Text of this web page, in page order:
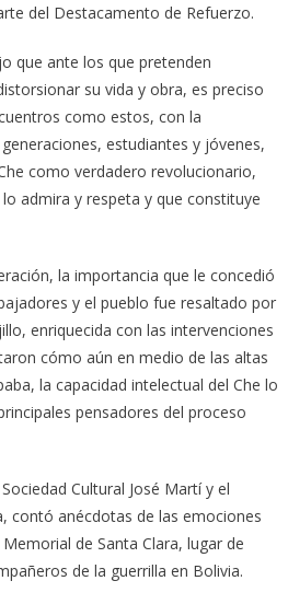
del Destacamento de Refuerzo.
que ante los que pretenden
su vida y obra, es preciso
como estos, con la
estudiantes y jóvenes,
como verdadero revolucionario,
admira y respeta y que constituye
la importancia que le concedió
y el pueblo fue resaltado por
enriquecida con las intervenciones
cómo aún en medio de las altas
la capacidad intelectual del Che lo
pensadores del proceso
Cultural José Martí y el
contó anécdotas de las emociones
de Santa Clara, lugar de
de la guerrilla en Bolivia.